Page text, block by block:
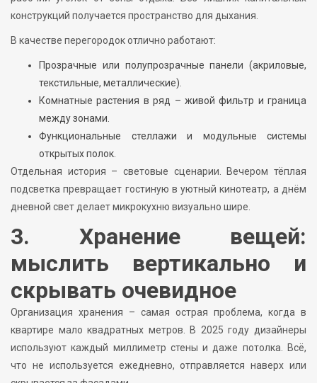
конструкций получается пространство для дыхания.
В качестве перегородок отлично работают:
Прозрачные или полупрозрачные панели (акриловые,
текстильные, металлические).
Комнатные растения в ряд – живой фильтр и граница
между зонами.
Функциональные стеллажи и модульные системы
открытых полок.
Отдельная история – световые сценарии. Вечером тёплая
подсветка превращает гостиную в уютный кинотеатр, а днём
дневной свет делает микрокухню визуально шире.
3. Хранение вещей:
мыслить вертикально и
скрывать очевидное
Организация хранения – самая острая проблема, когда в
квартире мало квадратных метров. В 2025 году дизайнеры
используют каждый миллиметр стены и даже потолка. Всё,
что не используется ежедневно, отправляется наверх или